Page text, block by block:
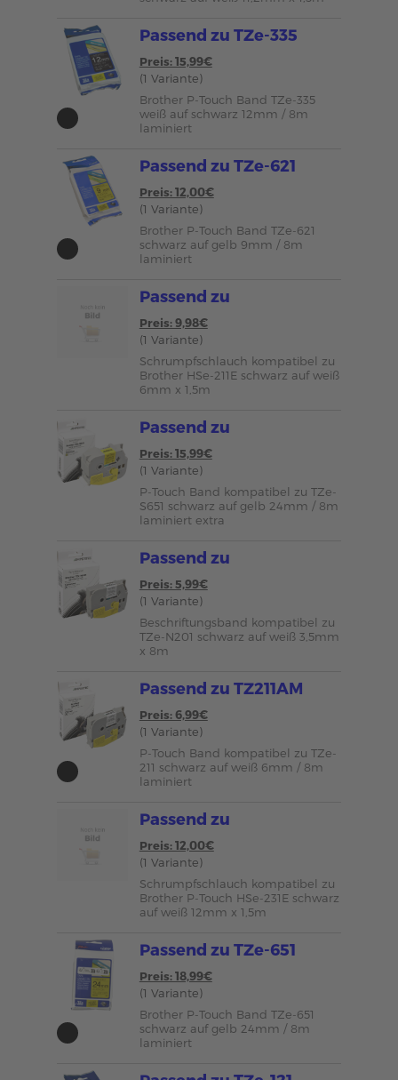
Passend zu TZe-335
Preis: 15,99€
(1 Variante)
Brother P-Touch Band TZe-335
weiß auf schwarz 12mm / 8m
laminiert
Passend zu TZe-621
Preis: 12,00€
(1 Variante)
Brother P-Touch Band TZe-621
schwarz auf gelb 9mm / 8m
laminiert
Passend zu
Preis: 9,98€
(1 Variante)
Schrumpfschlauch kompatibel zu
Brother HSe-211E schwarz auf weiß
6mm x 1,5m
Passend zu
Preis: 15,99€
(1 Variante)
P-Touch Band kompatibel zu TZe-
S651 schwarz auf gelb 24mm / 8m
laminiert extra
Passend zu
Preis: 5,99€
(1 Variante)
Beschriftungsband kompatibel zu
TZe-N201 schwarz auf weiß 3,5mm
x 8m
Passend zu TZ211AM
Preis: 6,99€
(1 Variante)
P-Touch Band kompatibel zu TZe-
211 schwarz auf weiß 6mm / 8m
laminiert
Passend zu
Preis: 12,00€
(1 Variante)
Schrumpfschlauch kompatibel zu
Brother P-Touch HSe-231E schwarz
auf weiß 12mm x 1,5m
Passend zu TZe-651
Preis: 18,99€
(1 Variante)
Brother P-Touch Band TZe-651
schwarz auf gelb 24mm / 8m
laminiert